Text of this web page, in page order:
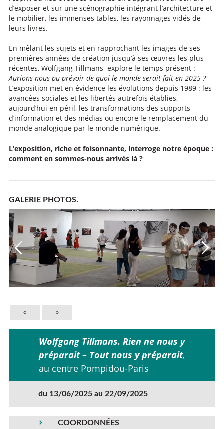
d’exposer et sur une scénographie intégrant l’architecture et
le mobilier, les immenses tables, les rayonnages vidés de
leurs livres.
En mêlant les sujets et en rapprochant les images de ses
premières années de création jusqu’à ses œuvres les plus
récentes, Wolfgang Tillmans explore le temps présent :
Aurions-nous pu prévoir de quoi le monde serait fait en 2025 ?
L’exposition met en évidence les évolutions depuis 1989 : les
avancées sociales et les libertés autrefois établies,
aujourd’hui en péril, les transformations des supports
d’information et des médias ou encore le remplacement du
monde analogique par le monde numérique.
L’exposition, riche et foisonnante, interroge notre époque :
comment en sommes-nous arrivés là ?
GALERIE PHOTOS.
« »
Wolfgang Tillmans. Rien ne nous y
préparait – Tout nous y préparait,
au centre Pompidou-Paris
du 13/06/2025 au 22/09/2025
COORDONNÉES